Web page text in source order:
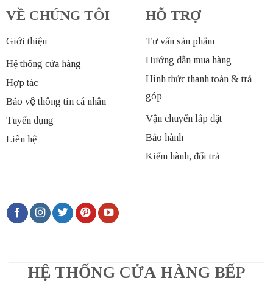
VỀ CHÚNG TÔI
Giới thiệu
Hệ thống cửa hàng
Hợp tác
Bảo vệ thông tin cá nhân
Tuyển dụng
Liên hệ
HỖ TRỢ
Tư vấn sản phẩm
Hướng dẫn mua hàng
Hình thức thanh toán & trả
góp
Vận chuyển lắp đặt
Bảo hành
Kiểm hành, đổi trả
HỆ THỐNG CỬA HÀNG BẾP